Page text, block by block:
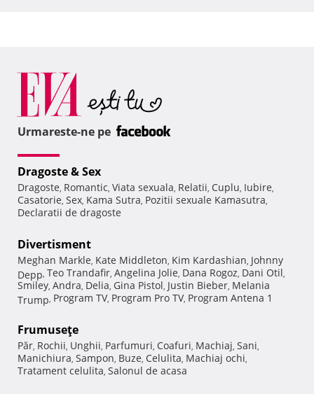
Urmareste-ne pe
Dragoste & Sex
Dragoste, Romantic, Viata sexuala, Relatii, Cuplu, Iubire,
Casatorie, Sex, Kama Sutra, Pozitii sexuale Kamasutra,
Declaratii de dragoste
Divertisment
Meghan Markle, Kate Middleton, Kim Kardashian, Johnny
Depp, Teo Trandafir, Angelina Jolie, Dana Rogoz, Dani Otil,
Smiley, Andra, Delia, Gina Pistol, Justin Bieber, Melania
Trump, Program TV, Program Pro TV, Program Antena 1
Frumuseţe
Păr, Rochii, Unghii, Parfumuri, Coafuri, Machiaj, Sani,
Manichiura, Sampon, Buze, Celulita, Machiaj ochi,
Tratament celulita, Salonul de acasa